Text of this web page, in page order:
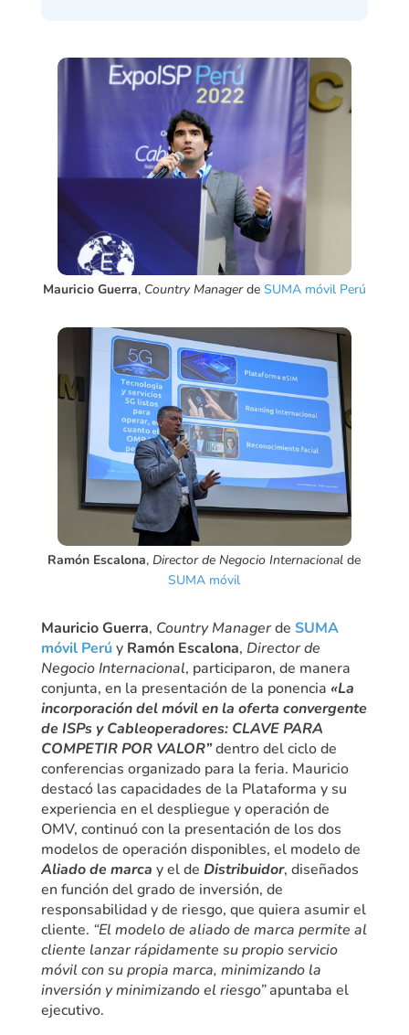
Mauricio Guerra, Country Managerde SUMA móvil Perú
Ramón Escalona,Director de Negocio Internacional de
SUMA móvil
Mauricio Guerra, Country Managerde SUMA
móvil Perúy Ramón Escalona, Director de
Negocio Internacional, participaron, de manera
conjunta, en la presentación de la ponencia «La
incorporación del móvil en la oferta convergente
de ISPs y Cableoperadores: CLAVE PARA
COMPETIR POR VALOR”dentro del ciclo de
conferencias organizado para la feria. Mauricio
destacó las capacidades de la Plataforma y su
experiencia en el despliegue y operación de
OMV, continuó con la presentación de los dos
modelos de operación disponibles, el modelo de
Aliado de marca y el de Distribuidor, diseñados
en función del grado de inversión, de
responsabilidad y de riesgo, que quiera asumir el
cliente. “El modelo de aliado de marca permite al
cliente lanzar rápidamente su propio servicio
móvil con su propia marca, minimizando la
inversión y minimizando el riesgo”apuntaba el
ejecutivo.